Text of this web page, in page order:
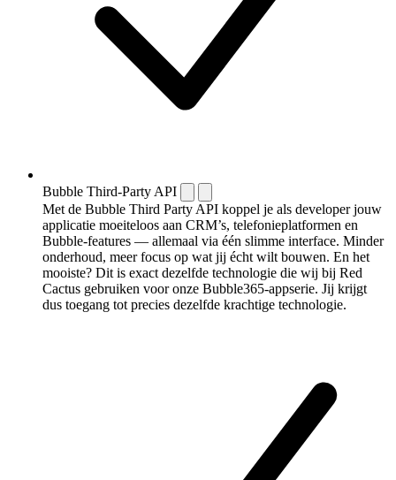
Bubble Third-Party API
Met de Bubble Third Party API koppel je als developer jouw
applicatie moeiteloos aan CRM’s, telefonieplatformen en
Bubble-features — allemaal via één slimme interface. Minder
onderhoud, meer focus op wat jij écht wilt bouwen. En het
mooiste? Dit is exact dezelfde technologie die wij bij Red
Cactus gebruiken voor onze Bubble365-appserie. Jij krijgt
dus toegang tot precies dezelfde krachtige technologie.